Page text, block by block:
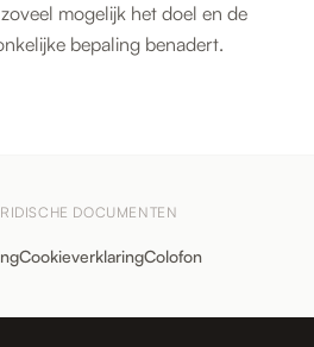
mogelijk het doel en de
bepaling benadert.
DOCUMENTEN
CookieverklaringColofon